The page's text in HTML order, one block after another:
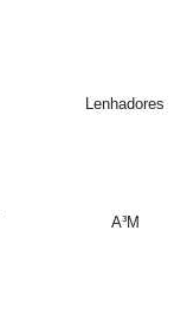
Lenhadores
A³M